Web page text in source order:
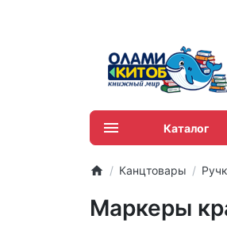
Каталог
Канцтовары
Маркеры